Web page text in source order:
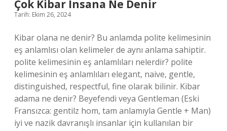
Çok Kibar Insana Ne Denir
Tarih: Ekim 26, 2024
Kibar olana ne denir? Bu anlamda polite kelimesinin
eş anlamlısı olan kelimeler de aynı anlama sahiptir.
polite kelimesinin eş anlamlıları nelerdir? polite
kelimesinin eş anlamlıları elegant, naive, gentle,
distinguished, respectful, fine olarak bilinir. Kibar
adama ne denir? Beyefendi veya Gentleman (Eski
Fransızca: gentilz hom, tam anlamıyla Gentle + Man)
iyi ve nazik davranışlı insanlar için kullanılan bir